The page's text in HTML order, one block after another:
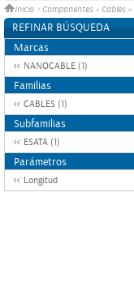
Inicio > Componentes » Cables »
REFINAR BÚSQUEDA
Marcas
NANOCABLE (1)
Familias
CABLES (1)
Subfamilias
ESATA (1)
Parámetros
Longitud